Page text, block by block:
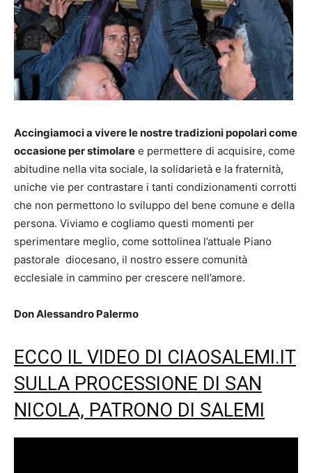
Accingiamoci a vivere le nostre tradizioni popolari come
occasione per stimolare e permettere di acquisire, come
abitudine nella vita sociale, la solidarietà e la fraternità,
uniche vie per contrastare i tanti condizionamenti corrotti
che non permettono lo sviluppo del bene comune e della
persona. Viviamo e cogliamo questi momenti per
sperimentare meglio, come sottolinea l’attuale Piano
pastorale diocesano, il nostro essere comunità
ecclesiale in cammino per crescere nell’amore.
Don Alessandro Palermo
ECCO IL VIDEO DI CIAOSALEMI.IT
SULLA PROCESSIONE DI SAN
NICOLA, PATRONO DI SALEMI